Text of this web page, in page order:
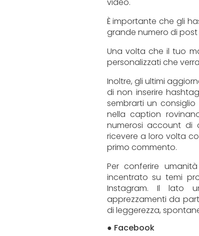
video.
È importante che gli
grande numero di
Una volta che il tuo
personalizzati che
Inoltre, gli ultimi
di non inserire
sembrarti un
nella caption
numerosi account
ricevere a loro volta
primo commento.
Per conferire
incentrato su temi
Instagram. Il lato
apprezzamenti da
di leggerezza,
● Facebook